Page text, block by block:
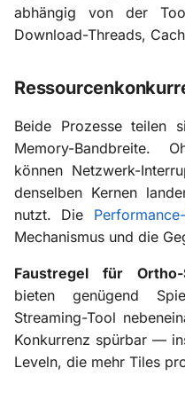
abhängig von der
Download-Threads,
Beide Prozesse teilen
Memory-Bandbreite.
können Netzwerk-
denselben Kernen
nutzt. Die
Mechanismus und die
Faustregel für Ortho-
bieten genügend
Streaming-Tool
Konkurrenz spürbar —
Leveln, die mehr Tiles